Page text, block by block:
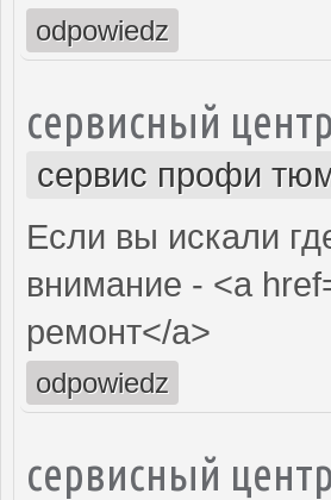
odpowiedz
сервисный
сервис профи
Если вы искали
внимание - <a
ремонт</a>
odpowiedz
сервисный